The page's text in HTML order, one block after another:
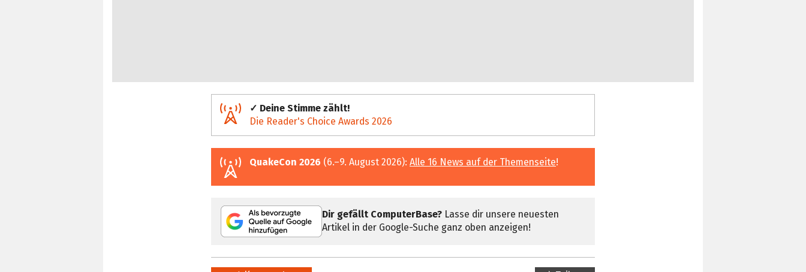
✓ Deine Stimme zählt!
Die Reader's Choice Awards 2026
QuakeCon 2026 (6.–9. August 2026): Alle 16 News auf der Themenseite!
Dir gefällt ComputerBase? Lasse dir unsere neuesten
Artikel in der Google-Suche ganz oben anzeigen!